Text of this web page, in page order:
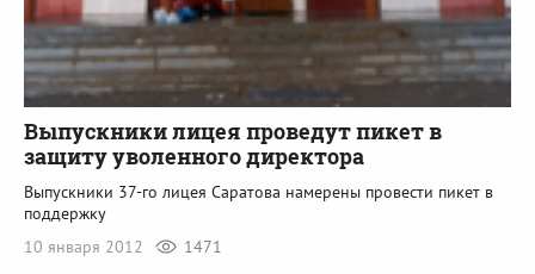
Выпускники лицея проведут пикет в
защиту уволенного директора
Выпускники 37-го лицея Саратова намерены провести пикет в
поддержку
10 января 2012
1471